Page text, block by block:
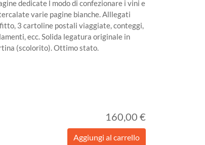
dedicate l modo di confezionare i vini e
varie pagine bianche. Alllegati
3 cartoline postali viaggiate, conteggi,
ecc. Solida legatura originale in
(scolorito). Ottimo stato.
160,00 €